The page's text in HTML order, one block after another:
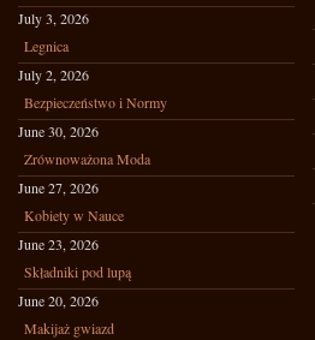
July 3, 2026
Legnica
July 2, 2026
Bezpieczeństwo i Normy
June 30, 2026
Zrównoważona Moda
June 27, 2026
Kobiety w Nauce
June 23, 2026
Składniki pod lupą
June 20, 2026
Makijaż gwiazd